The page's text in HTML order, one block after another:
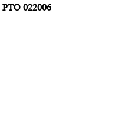
РТО 022006